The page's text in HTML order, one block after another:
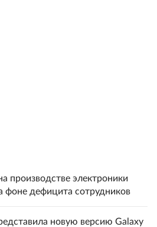
производстве электроники
фоне дефицита сотрудников
новую версию Galaxy